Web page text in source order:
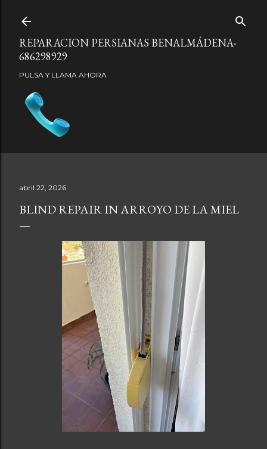
REPARACION PERSIANAS BENALMÁDENA-
686298929
PULSA Y LLAMA AHORA
abril 22, 2026
BLIND REPAIR IN ARROYO DE LA MIEL